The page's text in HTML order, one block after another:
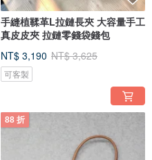
手縫植鞣革L拉鏈長夾 大容量手工
真皮皮夾 拉鏈零錢袋錢包
NT$ 3,190 NT$ 3,625
可客製
88 折